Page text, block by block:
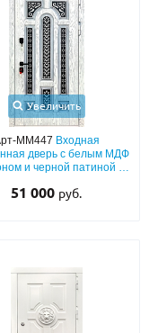
Увеличить
ММ447 Входная
дверь с белым МДФ
и черной патиной (с
51 000 руб.